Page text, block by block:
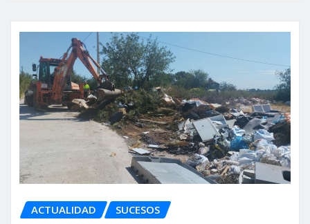
ACTUALIDAD SUCESOS